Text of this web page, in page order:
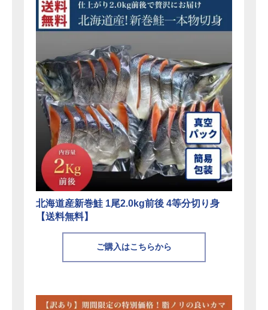
北海道産新巻鮭 1尾2.0kg前後 4等分切り身
【送料無料】
ご購入はこちらから